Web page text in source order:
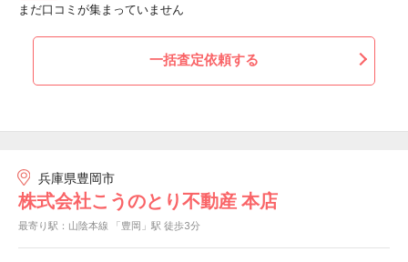
まだ口コミが集まっていません
一括査定依頼する
兵庫県豊岡市
株式会社こうのとり不動産 本店
最寄り駅：山陰本線 「豊岡」駅 徒歩3分